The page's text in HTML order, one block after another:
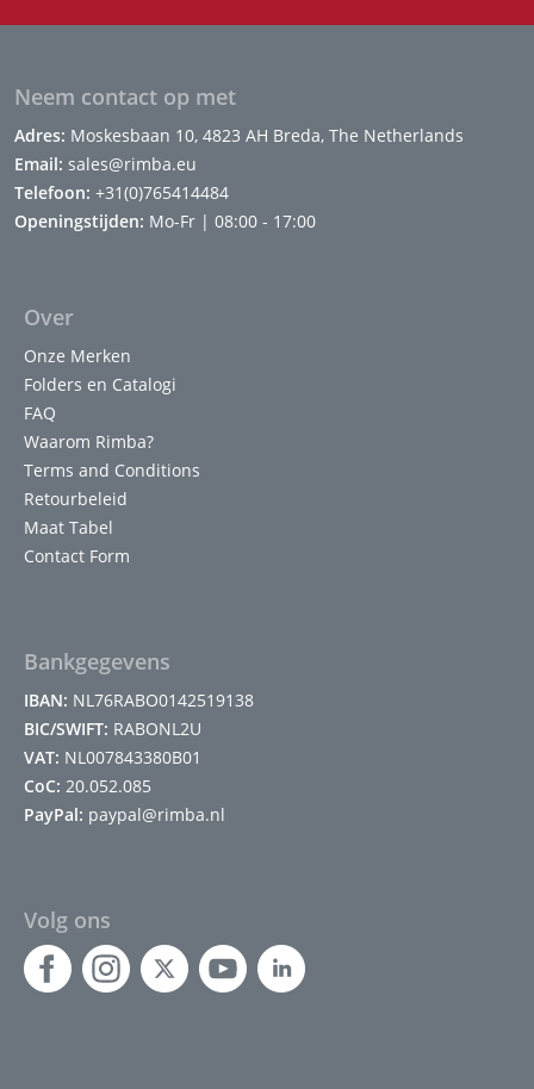
Neem contact op met
Adres: Moskesbaan 10, 4823 AH Breda, The Netherlands
Email: sales@rimba.eu
Telefoon: +31(0)765414484
Openingstijden: Mo-Fr | 08:00 - 17:00
Over
Onze Merken
Folders en Catalogi
FAQ
Waarom Rimba?
Terms and Conditions
Retourbeleid
Maat Tabel
Contact Form
Bankgegevens
IBAN: NL76RABO0142519138
BIC/SWIFT: RABONL2U
VAT: NL007843380B01
CoC: 20.052.085
PayPal: paypal@rimba.nl
Volg ons